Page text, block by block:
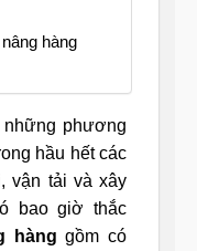
hàng
những phương
hầu hết các
vận tải và xây
bao giờ thắc
hàng gồm có